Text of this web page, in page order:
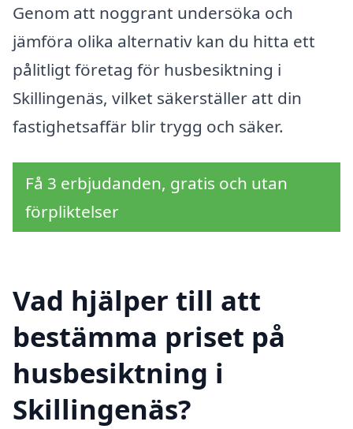
Genom att noggrant undersöka och
jämföra olika alternativ kan du hitta ett
pålitligt företag för husbesiktning i
Skillingenäs, vilket säkerställer att din
fastighetsaffär blir trygg och säker.
Få 3 erbjudanden, gratis och utan
förpliktelser
Vad hjälper till att
bestämma priset på
husbesiktning i
Skillingenäs?